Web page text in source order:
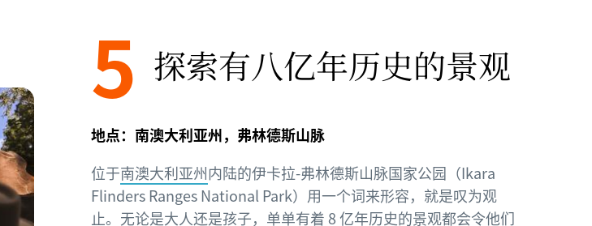
5 探索有八亿年历史的景观
地点：南澳大利亚州，弗林德斯山脉
位于南澳大利亚州内陆的伊卡拉-弗林德斯山脉国家公园（Ikara
Flinders Ranges National Park）用一个词来形容，就是叹为观
止。无论是大人还是孩子，单单有着 8 亿年历史的景观都会令他们